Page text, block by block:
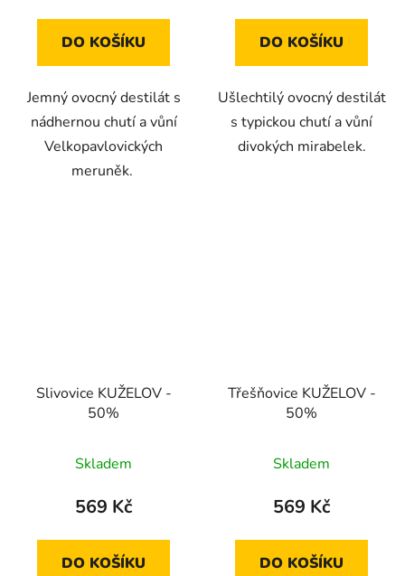
2,8
z
hvězdiček.
DO KOŠÍKU
Jemný ovocný destilát s
nádhernou chutí a vůní
Velkopavlovických
meruněk.
DO KOŠÍKU
Ušlechtilý ovocný destilát
s typickou chutí a vůní
divokých mirabelek.
Slivovice KUŽELOV -
50%
Skladem
569 Kč
DO KOŠÍKU
Třešňovice KUŽELOV -
50%
Skladem
569 Kč
DO KOŠÍKU